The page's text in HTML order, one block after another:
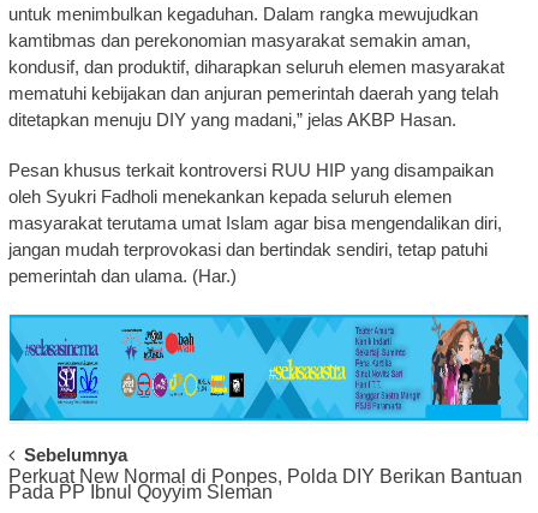
untuk menimbulkan kegaduhan. Dalam rangka mewujudkan
kamtibmas dan perekonomian masyarakat semakin aman,
kondusif, dan produktif, diharapkan seluruh elemen masyarakat
mematuhi kebijakan dan anjuran pemerintah daerah yang telah
ditetapkan menuju DIY yang madani,” jelas AKBP Hasan.
Pesan khusus terkait kontroversi RUU HIP yang disampaikan
oleh Syukri Fadholi menekankan kepada seluruh elemen
masyarakat terutama umat Islam agar bisa mengendalikan diri,
jangan mudah terprovokasi dan bertindak sendiri, tetap patuhi
pemerintah dan ulama. (Har.)
Post
Navigation
Sebelumnya
Perkuat New Normal di Ponpes, Polda DIY Berikan Bantuan
Pada PP Ibnul Qoyyim Sleman